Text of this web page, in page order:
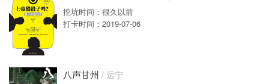
挖坑时间：很久以前
打卡时间：2019-07-06
八声甘州 / 远宁